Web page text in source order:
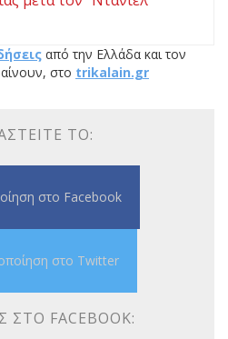
από την Ελλάδα και τον
στο trikalain.gr
ΤΟ:
στο Facebook
στο Twitter
ΣΤΟ FACEBOOK: